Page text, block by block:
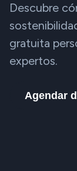
Descubre
gratuita
expertos.
Agendar